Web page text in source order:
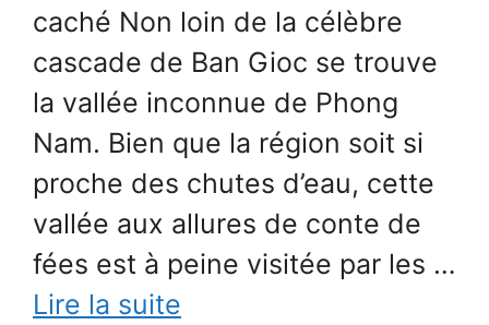
caché Non loin de la célèbre
cascade de Ban Gioc se trouve
la vallée inconnue de Phong
Nam. Bien que la région soit si
proche des chutes d’eau, cette
vallée aux allures de conte de
fées est à peine visitée par les …
Lire la suite